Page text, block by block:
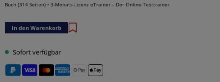
Buch (314 Seiten) • 3-Monats-Lizenz eTrainer – Der Online-Testtrainer
In den Warenkorb
Sofort verfügbar